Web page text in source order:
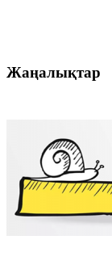
Жаңалықтар